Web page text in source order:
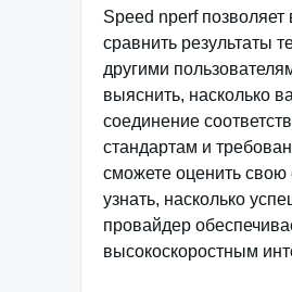
Speed nperf позволяет
сравнить результаты
другими
выяснить, насколько
соединение
стандартам и
сможете оценить свою
узнать, насколько
провайдер
высокоскоростным